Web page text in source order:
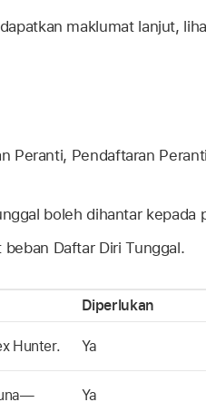
maklumat lanjut,
Peranti, Pendaftaran
boleh dihantar kepada
Daftar Diri Tunggal.
Diperlukan
Hunter. Ya
Ya